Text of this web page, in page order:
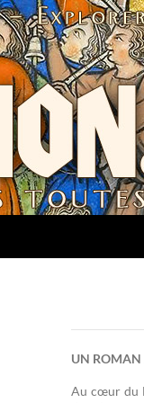
UN ROMAN
Au cœur du